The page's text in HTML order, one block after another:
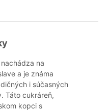
na
a je známa
i súčasných
Táto cukráreň,
kopci s